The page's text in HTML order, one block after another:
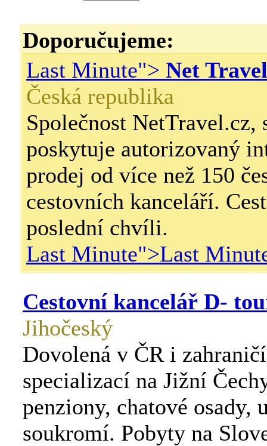
Doporučujeme:
Last Minute"> Net Travel
Česká republika
Společnost NetTravel.cz,
poskytuje autorizovaný
prodej od více než 150
cestovních kanceláří.
poslední chvíli.
Last Minute">Last
Cestovní kancelář D-
Jihočeský
Dovolená v ČR i
specializací na Jižní
penziony, chatové osady,
soukromí. Pobyty na